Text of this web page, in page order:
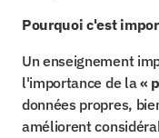
Pourquoi c'est
Un enseignement
l'importance de la «
données propres,
améliorent